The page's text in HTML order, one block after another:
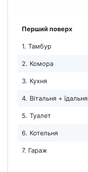
Перший поверх
1. Тамбур
2. Комора
3. Кухня
4. Вітальня + їдальня
5. Туалет
6. Котельня
7. Гараж